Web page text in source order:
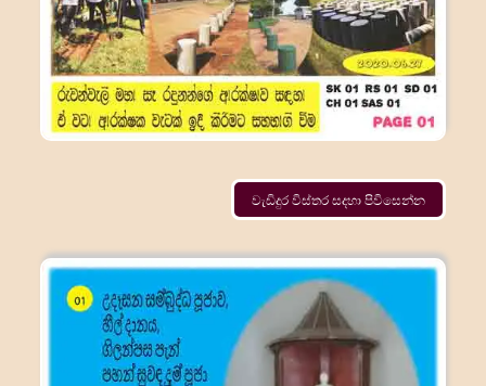
වැඩිදුර විස්තර සදහා පිවිසෙන්න